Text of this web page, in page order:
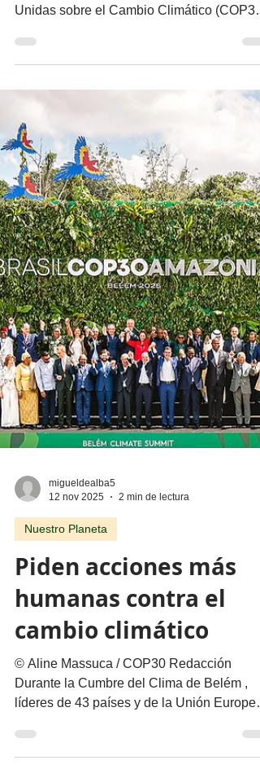
dominarán la COP30
Mientras el mundo se reúne en Belém,
Brasil, en la 30 Conferencia de las Naciones
inicia una década decisiva en la lucha
el cambio climático. La COP30 se realiza
tras dos años consecutivos de temperaturas
globales récord y un continuo aumento de
las emisiones de gases de efecto
invernadero. Al mismo tiempo, las
internacionales —fundamentales para la
diplomacia climática— se ven afectadas
guerras, disputas comerc
12 nov 2025
2 min de lectura
Nuestro Planeta
Piden acciones más
humanas contra el
cambio climático
© Aline Massuca / COP30 Redacción